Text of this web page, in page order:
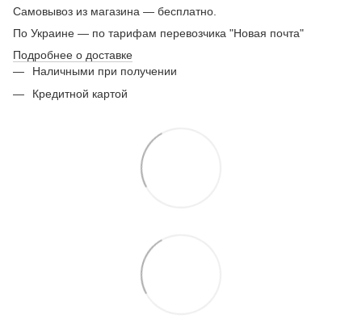
Самовывоз из магазина — бесплатно.
По Украине — по тарифам перевозчика "Новая почта"
Подробнее о доставке
Наличными при получении
Кредитной картой